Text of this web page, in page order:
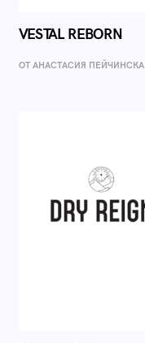
VESTAL REBORN
ОТ AНАСТАСИЯ ПЕЙЧИНСКА